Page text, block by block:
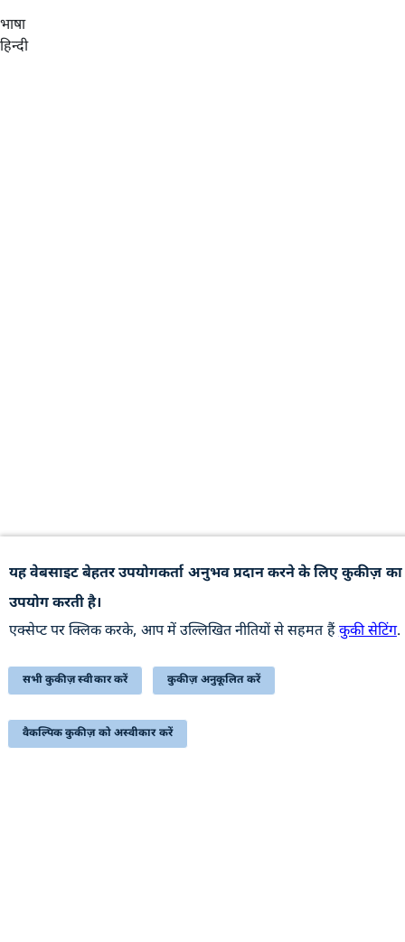
भाषा
हिन्दी
यह वेबसाइट बेहतर उपयोगकर्ता अनुभव प्रदान करने के लिए कुकीज़ का
उपयोग करती है।
एक्सेप्ट पर क्लिक करके, आप में उल्लिखित नीतियों से सहमत हैंकुकी सेटिंग.
सभी कुकीज़ स्वीकार करें कुकीज़ अनुकूलित करें
वैकल्पिक कुकीज़ को अस्वीकार करें
उपयोगी कड़ियां
अभिलेखागार
वेबसाइट की नीतियाँ
सहायता
सम्बंधित लिंक्स